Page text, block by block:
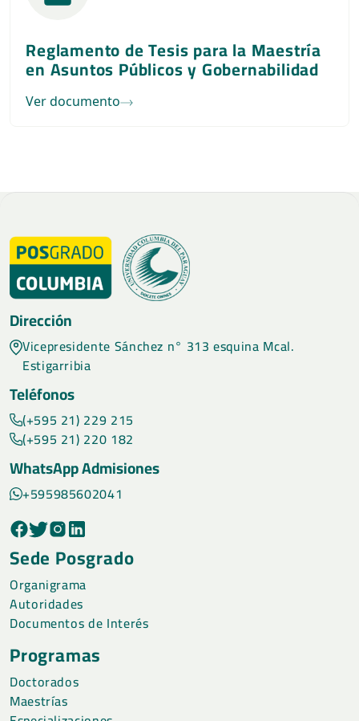
Reglamento de Tesis para la Maestría
en Asuntos Públicos y Gobernabilidad
Ver documento
Dirección
Vicepresidente Sánchez n° 313 esquina Mcal.
Estigarribia
Teléfonos
(+595 21) 229 215
(+595 21) 220 182
WhatsApp Admisiones
+595985602041
Sede Posgrado
Organigrama
Autoridades
Documentos de Interés
Programas
Doctorados
Maestrías